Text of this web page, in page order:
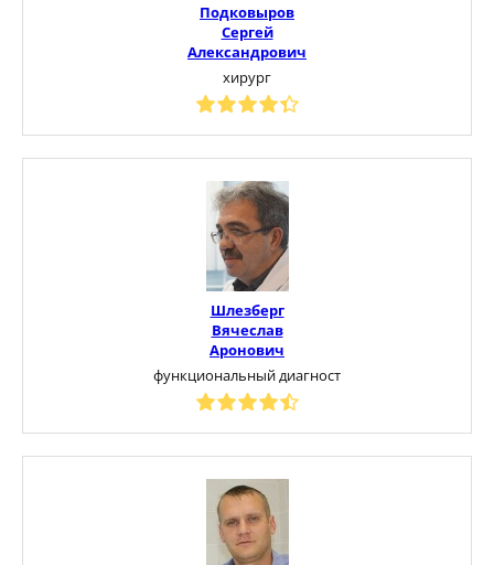
Подковыров
Сергей
Александрович
хирург
Шлезберг
Вячеслав
Аронович
функциональный диагност